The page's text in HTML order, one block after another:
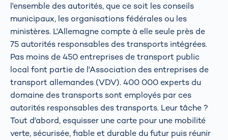
l'ensemble des autorités, que ce soit les conseils
municipaux, les organisations fédérales ou les
ministères. L'Allemagne compte à elle seule près de
75 autorités responsables des transports intégrées.
Pas moins de 450 entreprises de transport public
local font partie de l'Association des entreprises de
transport allemandes (VDV). 400 000 experts du
domaine des transports sont employés par ces
autorités responsables des transports. Leur tâche ?
Tout d'abord, esquisser une carte pour une mobilité
verte, sécurisée, fiable et durable du futur puis réunir